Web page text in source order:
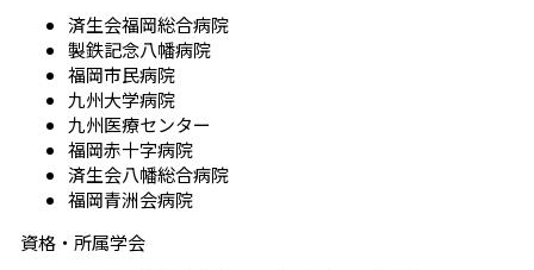
済生会福岡総合病院
製鉄記念八幡病院
福岡市民病院
九州大学病院
九州医療センター
福岡赤十字病院
済生会八幡総合病院
福岡青洲会病院
資格・所属学会